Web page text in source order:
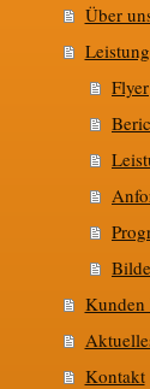
Über
Flyer
Kontakt